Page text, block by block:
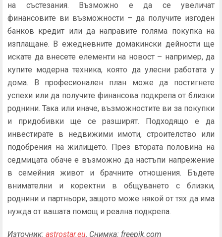
на състезания. Възможно е да се увеличат
финансовите ви възможности – да получите изгоден
банков кредит или да направите голяма покупка на
изплащане. В ежедневните домакински дейности ще
искате да внесете елементи на новост – например, да
купите модерна техника, която да улесни работата у
дома. В професионален план може да постигнете
успехи или да получите финансова подкрепа от близки
роднини. Така или иначе, възможностите ви за покупки
и придобивки ще се разширят. Подходящо е да
инвестирате в недвижими имоти, строителство или
подобрения на жилището. През втората половина на
седмицата обаче е възможно да настъпи напрежение
в семейния живот и брачните отношения. Бъдете
внимателни и коректни в общуването с близки,
роднини и партньори, защото може някой от тях да има
нужда от вашата помощ и реална подкрепа.
Източник: astrostar.eu, Снимка: freepik.com